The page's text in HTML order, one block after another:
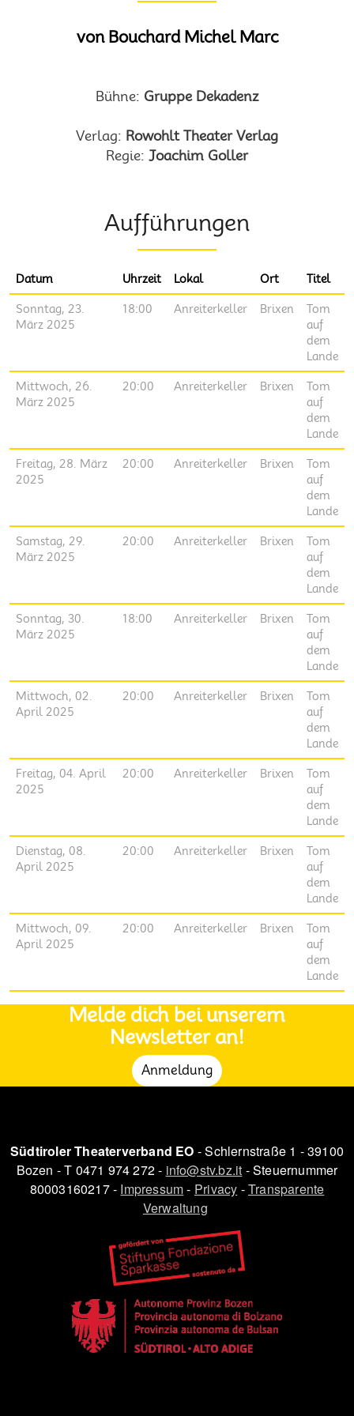
von Bouchard Michel Marc
Bühne: Gruppe Dekadenz
Verlag: Rowohlt Theater Verlag
Regie: Joachim Goller
Aufführungen
Datum Uhrzeit Lokal Ort Titel
Sonntag, 23.
März 2025
18:00 Anreiterkeller Brixen
Tom
auf
dem
Lande
Mittwoch, 26.
März 2025
20:00 Anreiterkeller Brixen
Tom
auf
dem
Lande
Freitag, 28. März
2025
20:00 Anreiterkeller Brixen
Tom
auf
dem
Lande
Samstag, 29.
März 2025
20:00 Anreiterkeller Brixen
Tom
auf
dem
Lande
Sonntag, 30.
März 2025
18:00 Anreiterkeller Brixen
Tom
auf
dem
Lande
Mittwoch, 02.
April 2025
20:00 Anreiterkeller Brixen
Tom
auf
dem
Lande
Freitag, 04. April
2025
20:00 Anreiterkeller Brixen
Tom
auf
dem
Lande
Dienstag, 08.
April 2025
20:00 Anreiterkeller Brixen
Tom
auf
dem
Lande
Mittwoch, 09.
April 2025
20:00 Anreiterkeller Brixen
Tom
auf
dem
Lande
Melde dich bei unserem
Newsletter an!
Anmeldung
Südtiroler Theaterverband EO - Schlernstraße 1 - 39100
Bozen - T 0471 974 272 - info@stv.bz.it - Steuernummer
80003160217 - Impressum- Privacy -Transparente
Verwaltung